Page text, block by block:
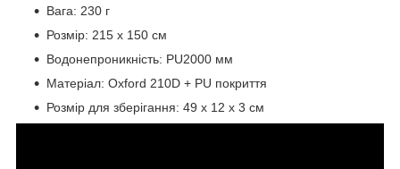
Вага: 230 г
Розмір: 215 x 150 см
Водонепроникність: PU2000 мм
Матеріал: Oxford 210D + PU покриття
Розмір для зберігання: 49 x 12 x 3 см